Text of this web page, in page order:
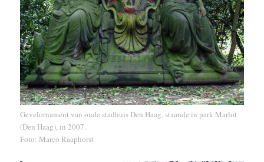
Gevelornament van oude stadhuis Den Haag, staande in park Marlot
(Den Haag), in 2007.
Foto: Marco Raaphorst